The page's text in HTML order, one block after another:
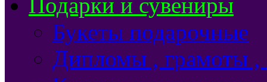
Букеты подарочные
Дипломы , грамоты ,